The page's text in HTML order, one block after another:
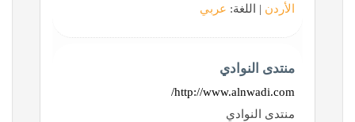
الأردن | اللغة: عربي
منتدى النوادي
http://www.alnwadi.com/
منتدى النوادي